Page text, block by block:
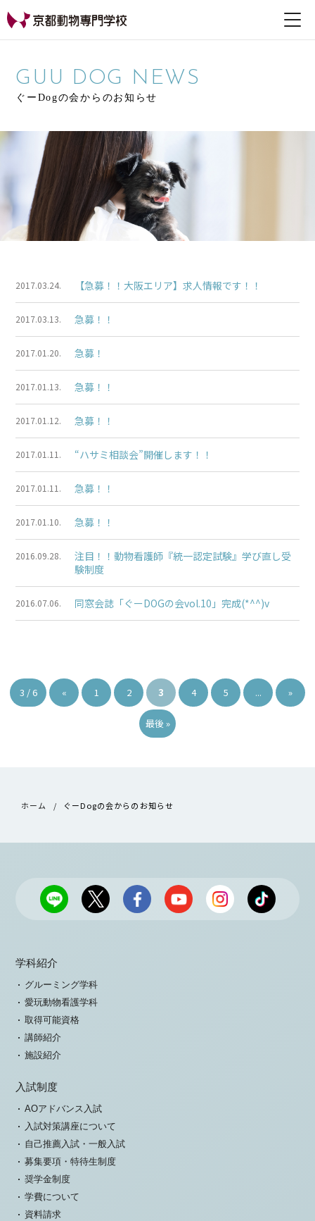
門学校
GUU DOG NEWS
ぐーDogの会からのお知らせ
2017.03.24. 【急募！！大阪エリア】求人情報です！！
2017.03.13. 急募！！
2017.01.20. 急募！
2017.01.13. 急募！！
2017.01.12. 急募！！
2017.01.11. “ハサミ相談会”開催します！！
2017.01.11. 急募！！
2017.01.10. 急募！！
2016.09.28.
注目！！動物看護師『統一認定試験』学び直し受
験制度
2016.07.06. 同窓会誌「ぐーDOGの会vol.10」完成(*^^)v
3 / 6 « 1 2 3 4 5 ... »
最後 »
ホーム ぐーDogの会からのお知らせ
学科紹介
グルーミング学科
愛玩動物看護学科
取得可能資格
講師紹介
施設紹介
入試制度
AOアドバンス入試
入試対策講座について
自己推薦入試・一般入試
募集要項・特待生制度
奨学金制度
学費について
資料請求